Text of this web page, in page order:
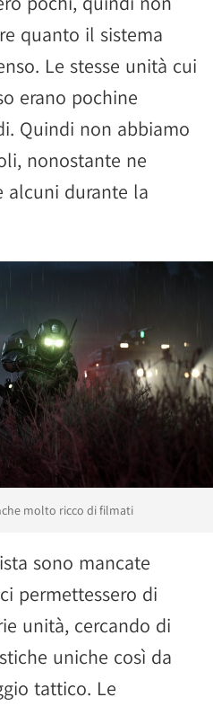
quanto il sistema
Le stesse unità cui
erano pochine
Quindi non abbiamo
nonostante ne
alcuni durante la
molto ricco di filmati
sono mancate
permettessero di
unità, cercando di
uniche così da
tattico. Le